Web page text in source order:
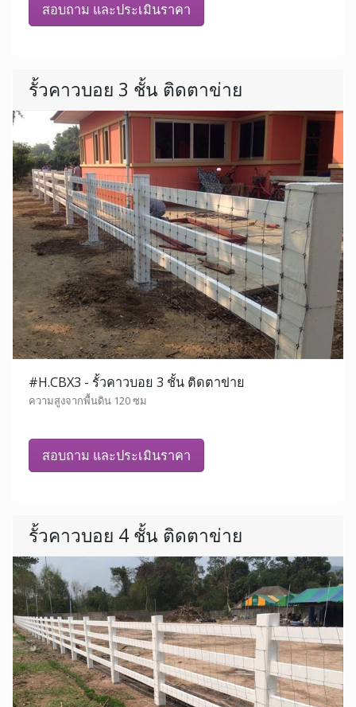
สอบถาม และประเมินราคา
รั้วคาวบอย 3 ชั้น ติดตาข่าย
#H.CBX3 - รั้วคาวบอย 3 ชั้น ติดตาข่าย
ความสูงจากพื้นดิน 120 ซม
สอบถาม และประเมินราคา
รั้วคาวบอย 4 ชั้น ติดตาข่าย